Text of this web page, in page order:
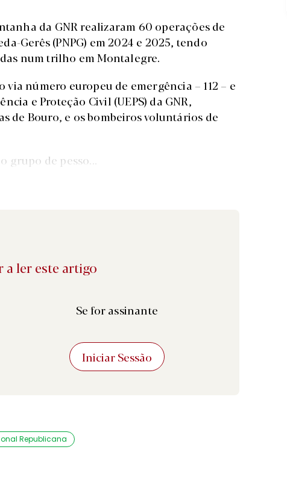
da GNR realizaram 60 operações de
Gerês (PNPG) em 2024 e 2025, tendo
num trilho em Montalegre.
número europeu de emergência – 112 – e
e Proteção Civil (UEPS) da GNR,
de Bouro, e os bombeiros voluntários de
de pesso...
a ler este artigo
Se for assinante
Iniciar Sessão
Republicana